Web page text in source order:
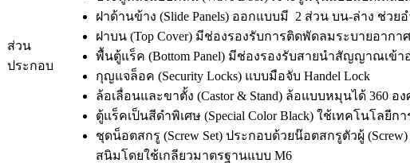
ส่วน
ประกอบ
ฝาด้านข้าง (Slide Panels) ออกแบบมี 2 ส่วน บน-ล่าง ช่ว
ฝาบน (Top Cover) มีช่องรองรับการติดพัดลมระบายอา
พื้นตู้แร็ค (Bottom Panel) มีช่องรองรับสายนำสัญญาณเข้
กุญแจล็อค (Security Locks) แบบมือจับ Handel Lock
ล้อเลื่อนและขาตั้ง (Castor & Stand) ล้อแบบหมุนได้ 360
ตู้แร็คเป็นสีดำพิเศษ (Special Color Black) ใช้เทคโนโลยี
ชุดน็อตสกรู (Screw Set) ประกอบด้วยน๊อตสกรูตัวผู้
สนิมโดยใช้เกลียวมาตรฐานแบบ M6